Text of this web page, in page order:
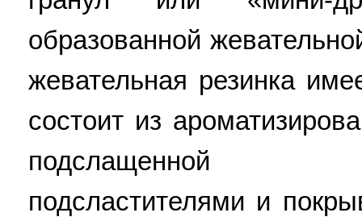
образованной
жевательная резинка
состоит из
подслащенной
подсластителями и